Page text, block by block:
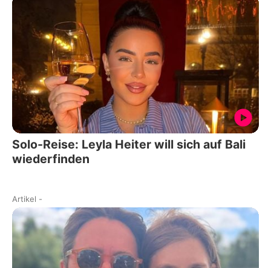
Solo-Reise: Leyla Heiter will sich auf Bali
wiederfinden
Artikel -